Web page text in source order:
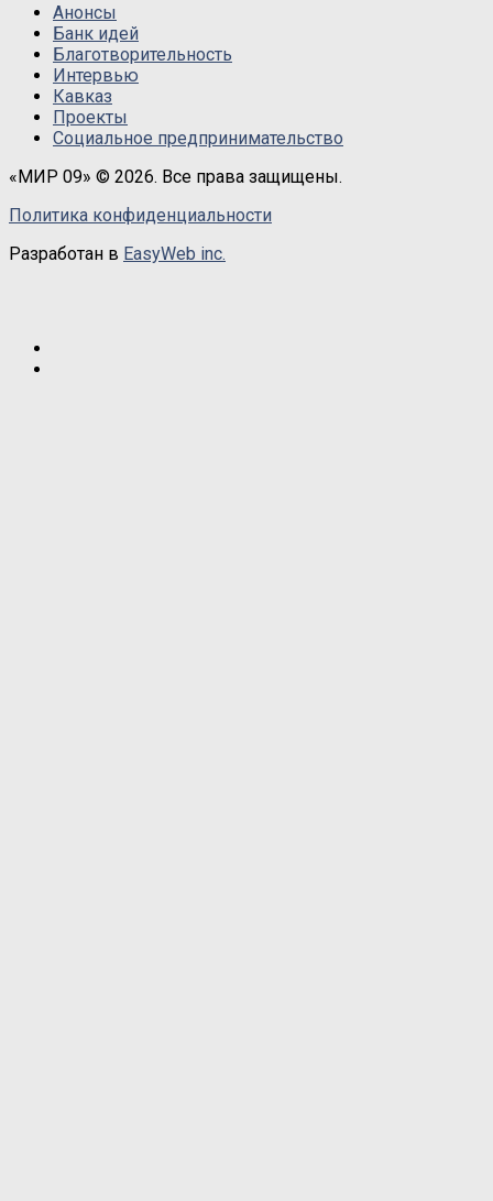
Анонсы
Банк идей
Благотворительность
Интервью
Кавказ
Проекты
Социальное предпринимательство
«МИР 09» © 2026. Все права защищены.
Политика конфиденциальности
Разработан в EasyWeb inc.